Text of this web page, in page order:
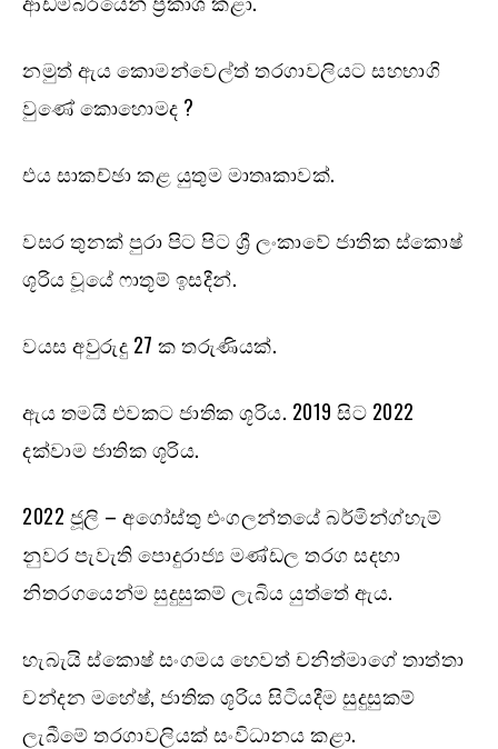
නමුත් ඇය කොමන්වෙල්ත් තරගාවලියට සහභාගි
වුණේ කොහොමද ?
එය සාකච්ඡා කළ යුතුම මාතෘකාවක්.
වසර තුනක් පුරා පිට පිට ශ්‍රී ලංකාවේ ජාතික ස්කොෂ්
ශූරිය වූයේ ෆාතූම් ඉසදීන්.
වයස අවුරුදු 27 ක තරුණියක්.
ඇය තමයි එවකට ජාතික ශූරිය. 2019 සිට 2022
දක්වාම ජාතික ශූරිය.
2022 ජූලි – අගෝස්තු එංගලන්තයේ බර්මින්ග්හැම්
නුවර පැවැති පොදුරාජ්‍ය මණ්ඩල තරග සදහා
නිතරගයෙන්ම සුදුසුකම් ලැබිය යුත්තේ ඇය.
හැබැයි ස්කොෂ් සංගමය හෙවත් චනිත්මාගේ තාත්තා
චන්දන මහේෂ්, ජාතික ශූරිය සිටියදීම සුදුසුකම්
ලැබීමේ තරගාවලියක් සංවිධානය කළා.